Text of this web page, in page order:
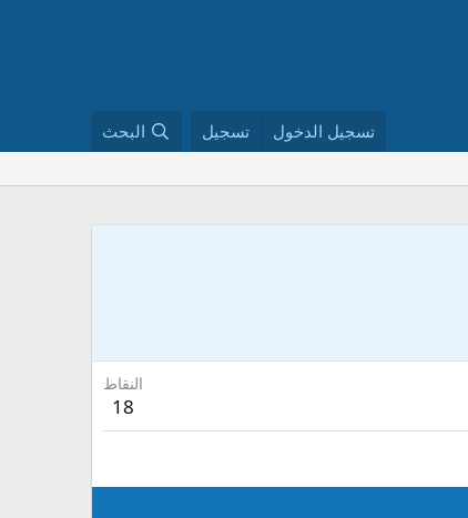
تسجيل الدخول تسجيل البحث
النقاط
18